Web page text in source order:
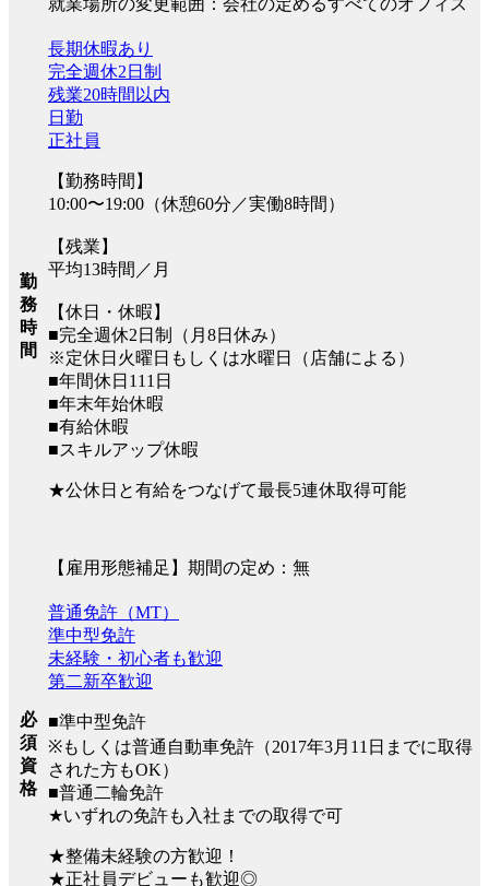
就業場所の変更範囲：会社の定めるすべてのオフィス
勤
務
時
間
長期休暇あり
完全週休2日制
残業20時間以内
日勤
正社員
【勤務時間】
10:00〜19:00（休憩60分／実働8時間）
【残業】
平均13時間／月
【休日・休暇】
■完全週休2日制（月8日休み）
※定休日火曜日もしくは水曜日（店舗による）
■年間休日111日
■年末年始休暇
■有給休暇
■スキルアップ休暇
★公休日と有給をつなげて最長5連休取得可能
【雇用形態補足】期間の定め：無
必
須
資
格
普通免許（MT）
準中型免許
未経験・初心者も歓迎
第二新卒歓迎
■準中型免許
※もしくは普通自動車免許（2017年3月11日までに取得
された方もOK）
■普通二輪免許
★いずれの免許も入社までの取得で可
★整備未経験の方歓迎！
★正社員デビューも歓迎◎